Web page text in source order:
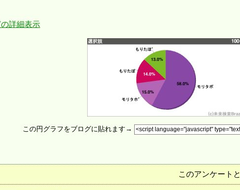
詳細表示
この円グラフをブログに貼れます→
このアンケートと